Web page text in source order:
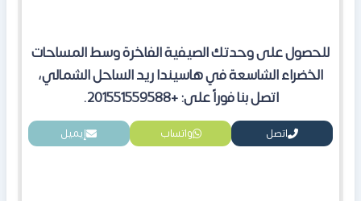
للحصول على وحدتك الصيفية الفاخرة وسط المساحات
الخضراء الشاسعة في هاسيندا ريد الساحل الشمالي،
اتصل بنا فوراً على: +201551559588.
اتصل واتساب إيميل